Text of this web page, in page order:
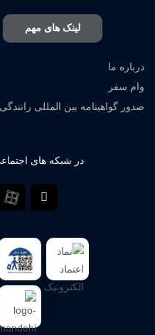
لینک های مهم
درباره ما
وام سفر
صدور گواهینامه بین المللی
در شبکه های